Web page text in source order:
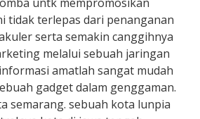
tidak terlepas dari penanganan
serta semakin canggihnya
melalui sebuah jaringan
amatlah sangat mudah
gadget dalam genggaman.
semarang. sebuah kota lunpia